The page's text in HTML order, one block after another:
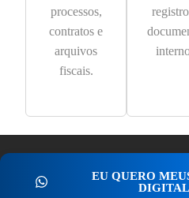
processos,
contratos e
arquivos
fiscais.
EU QUERO